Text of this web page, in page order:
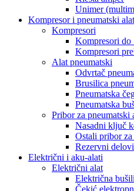
Unimer
Kompresor i pneumatski alat
Kompresori
Kompresori do
Kompresori
Alat pneumatski
Odvrtač
Brusilica
Pneumatska
Pneumatska
Pribor za pneumatski
Nasadni ključ
Ostali pribor
Rezervni
Električni i aku-alati
Električni alat
Električna
Čekić